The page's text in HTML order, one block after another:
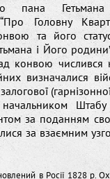
пана Гетьмана
Головну
та його
і Його
конвою числився
визначалися
за поданням
за взаємним
в Росії 1828 р.